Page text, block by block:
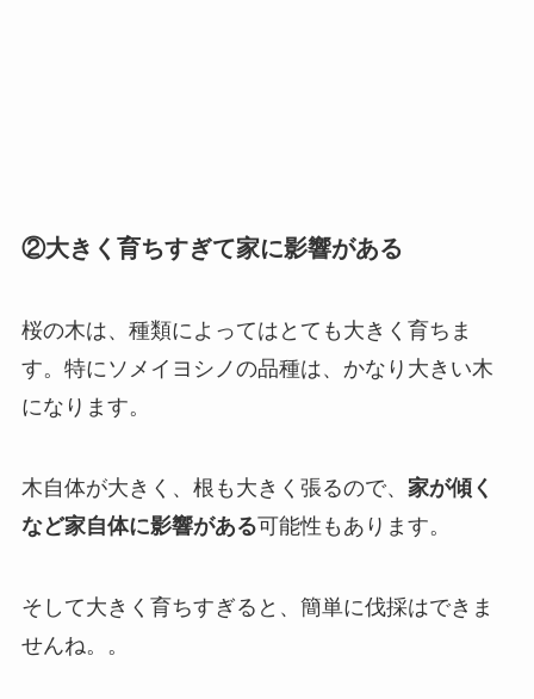
②大きく育ちすぎて家に影響がある
桜の木は、種類によってはとても大きく育ちま
す。特にソメイヨシノの品種は、かなり大きい木
になります。
木自体が大きく、根も大きく張るので、 家が傾く
など家自体に影響がある可能性もあります。
そして大きく育ちすぎると、簡単に伐採はできま
せんね。。